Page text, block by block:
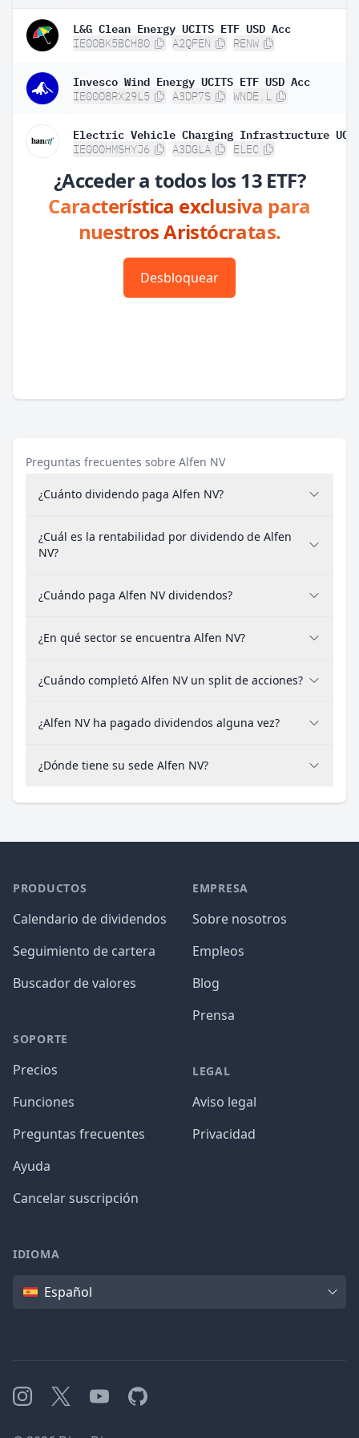
L&G Clean Energy UCITS ETF USD Acc
IE00BK5BCH80 A2QFEN RENW
Invesco Wind Energy UCITS ETF USD Acc
IE0008RX29L5 A3DP7S WNDE.L
IE000HMSHYJ6 A3DGLA ELEC
¿Acceder a todos los 13 ETF?
Característica exclusiva para
nuestros Aristócratas.
Desbloquear
Preguntas frecuentes sobre Alfen NV
¿Cuánto dividendo paga Alfen NV?
¿Cuál es la rentabilidad por dividendo de Alfen
NV?
¿Cuándo paga Alfen NV dividendos?
¿En qué sector se encuentra Alfen NV?
¿Cuándo completó Alfen NV un split de acciones?
¿Alfen NV ha pagado dividendos alguna vez?
¿Dónde tiene su sede Alfen NV?
PRODUCTOS
Calendario de dividendos
Seguimiento de cartera
Buscador de valores
SOPORTE
Precios
Funciones
Preguntas frecuentes
Ayuda
Cancelar suscripción
EMPRESA
Sobre nosotros
Empleos
Blog
Prensa
LEGAL
Aviso legal
Privacidad
IDIOMA
IdiomaEspañol
Instagram
X YouTubeGitHub